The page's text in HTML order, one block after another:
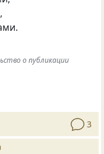
о публикации
3